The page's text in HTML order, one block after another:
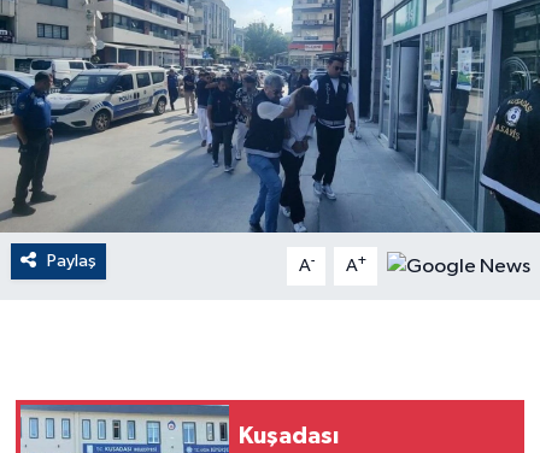
Paylaş A- A+
Kuşadası
EKONOMİ
English News
Flaş Haber
GÜNDEM